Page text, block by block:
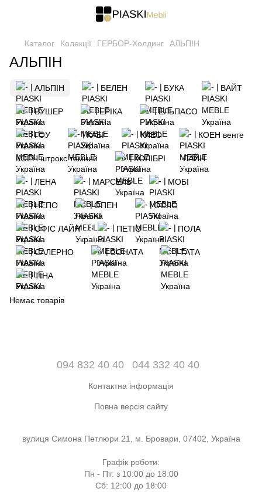
Каталог Колекції ГЕРБОР-Холдинг АЛЬПІН
АЛЬПІН
АЛЬПІН БЕЛЕН БУКА ВАЙТ
ВУШЕР ЕРІКА ЕЛЬПАСО
ГОУ КАБІ КЛЕО КОЕН венге
КОЕН штрокс темний КОЛІБРІ ЛАЙН
ЛЕНА МАРСЕЛЬ МОБІ
НЕПО ОПЕН ОСЛО
ОФІС ЛАЙН ПЕТІО ПОЛА
САЛЕРНО СОНАТА ТАТА
ТІНА
Немає товарів
094 832 40 40 044 332 40 40
Контактна інформація
Повна версія сайту
вулиця Симона Петлюри 21, м. Бровари, 07402, Україна
Графік роботи:
Пн - Пт: з 10:00 до 18:00
Сб: 12:00 до 18:00